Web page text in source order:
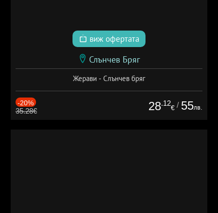
виж офертата
Слънчев Бряг
Жерави - Слънчев бряг
-20%
35.28€ 28.12
€ / 55лв.